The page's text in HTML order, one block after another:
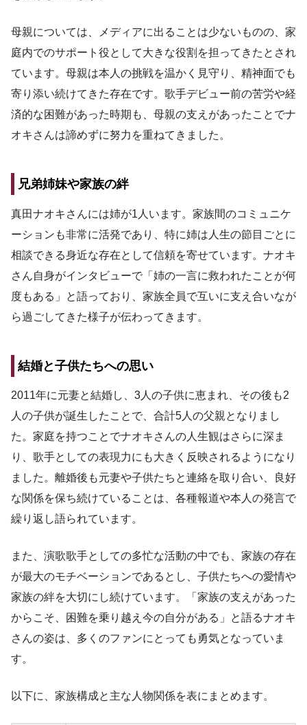
母親については、メディアに出ることは少ないものの、家
庭内でのサポート役として大きな役割を担ってきたとされ
ています。母親は本人の挑戦を温かく見守り、精神面でも
寄り添い続けてきた存在です。歌手デビュー前の苦労や経
済的な困難があった時期も、母親の支えがあったことでナ
オキさんは諦めずに努力を重ねてきました。
兄弟姉妹や家族の絆
真田ナオキさんには姉が1人います。家族間のコミュニケ
ーションも非常に活発であり、特に姉は人生の節目ごとに
相談できる身近な存在として信頼を寄せています。ナオキ
さん自身がインタビューで「姉の一言に救われたことが何
度もある」と語っており、家族全員で互いに支え合いなが
ら過ごしてきた様子が伝わってきます。
結婚と子供たちへの思い
2011年に元妻と結婚し、3人の子供に恵まれ、その後も2
人の子供が誕生したことで、合計5人の父親となりまし
た。家庭を持つことでナオキさんの人生観はさらに深ま
り、歌手としての表現力にも大きく反映されるようになり
ました。離婚後も元妻や子供たちと連絡を取り合い、良好
な関係を保ち続けていることは、各種報道や本人の発言で
繰り返し語られています。
また、演歌歌手としての多忙な活動の中でも、家族の存在
が最大のモチベーションであるとし、子供たちへの愛情や
家族の絆を大切にし続けています。「家族の支えがあった
からこそ、困難を乗り越え今の自分がある」と語るナオキ
さんの姿は、多くのファンにとっても勇気となっていま
す。
以下に、家族構成と主な人物関係を表にまとめます。